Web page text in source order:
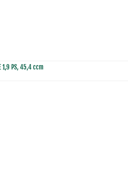
PS, 45,4 ccm